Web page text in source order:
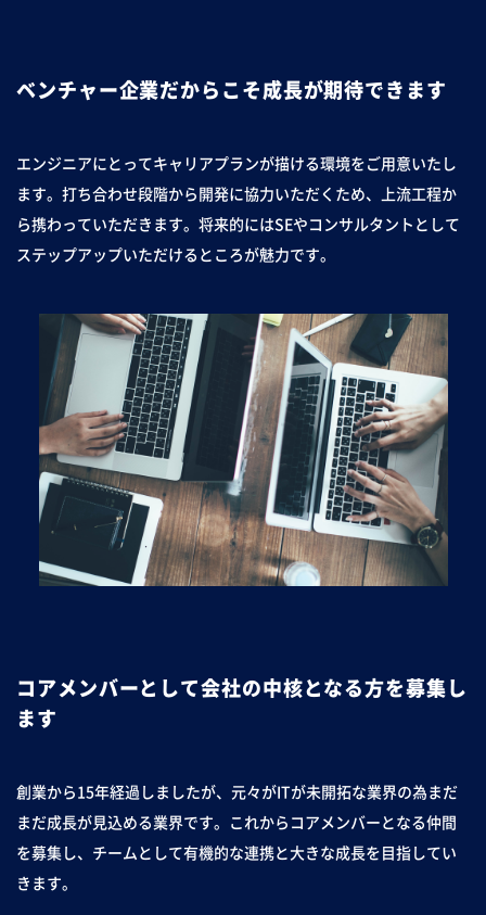
ベンチャー企業だからこそ成長が期待できます
エンジニアにとってキャリアプランが描ける環境をご用意いたし
ます。打ち合わせ段階から開発に協力いただくため、上流工程か
ら携わっていただきます。将来的にはSEやコンサルタントとして
ステップアップいただけるところが魅力です。
コアメンバーとして会社の中核となる方を募集し
ます
創業から15年経過しましたが、元々がITが未開拓な業界の為まだ
まだ成長が見込める業界です。これからコアメンバーとなる仲間
を募集し、チームとして有機的な連携と大きな成長を目指してい
きます。